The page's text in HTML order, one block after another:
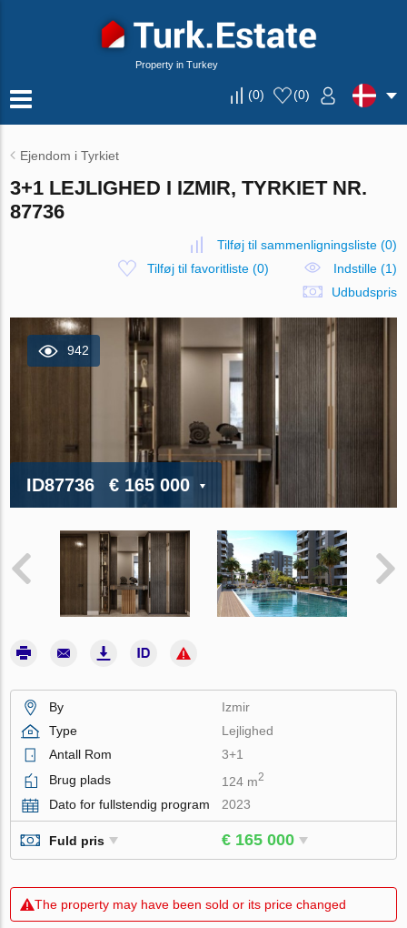
Property in Turkey
(0) (0)
Ejendom i Tyrkiet
3+1 LEJLIGHED I IZMIR, TYRKIET NR.
87736
Tilføj til sammenligningsliste(0)
Tilføj til favoritliste (0)
Indstille (1)
Udbudspris
942
ID87736 € 165 000
By
Izmir
Type
Lejlighed
Antall Rom
3+1
Brug plads
124 m2
Dato for fullstendig program 2023
Fuld pris € 165 000
The property may have been sold or its price changed